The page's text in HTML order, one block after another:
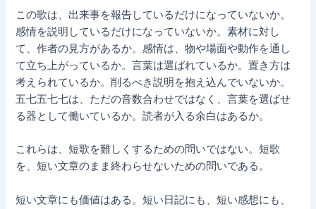
この歌は、出来事を報告しているだけになっていないか。
感情を説明しているだけになっていないか。素材に対し
て、作者の見方があるか。感情は、物や場面や動作を通し
て立ち上がっているか。言葉は選ばれているか。置き方は
考えられているか。削るべき説明を抱え込んでいないか。
五七五七七は、ただの音数合わせではなく、言葉を選ばせ
る器として働いているか。読者が入る余白はあるか。
これらは、短歌を難しくするための問いではない。短歌
を、短い文章のまま終わらせないための問いである。
短い文章にも価値はある。短い日記にも、短い感想にも、